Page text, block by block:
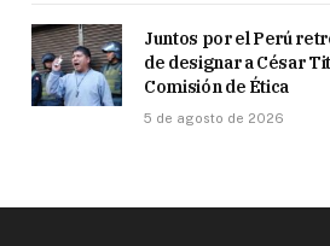
Juntos por el Perú
de designar a César
Comisión de Ética
5 de agosto de 2026